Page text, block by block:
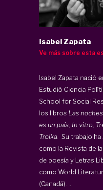
Isabel Zapata
Ve más sobre esta
Isabel Zapata nació
Estudió Ciencia
School for Social
los libros Las
es un país, In vitro,
Troika . Su trabajo
como la Revista de
de poesía y Letras
como World
(Canadá). ...